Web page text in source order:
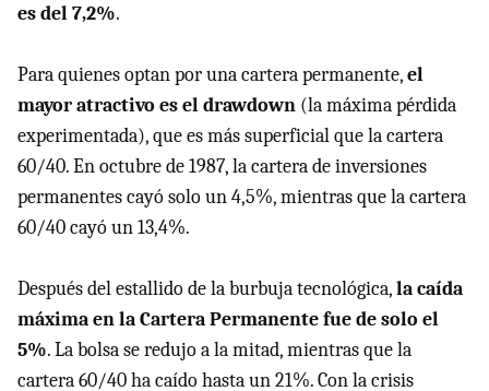
es del 7,2%.
Para quienes optan por una cartera permanente,el
mayor atractivo es el drawdown (la máxima pérdida
experimentada), que es más superficial que la cartera
60/40. En octubre de 1987, la cartera de inversiones
permanentes cayó solo un 4,5%, mientras que la cartera
60/40 cayó un 13,4%.
Después del estallido de la burbuja tecnológica,la caída
máxima en la Cartera Permanente fue de solo el
5%. La bolsa se redujo a la mitad, mientras que la
cartera 60/40 ha caído hasta un 21%. Con la crisis